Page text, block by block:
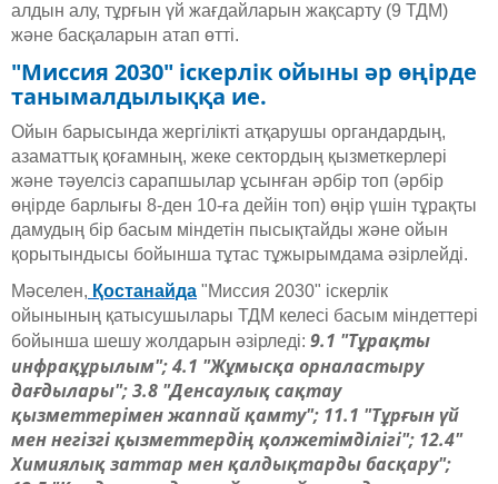
алдын алу, тұрғын үй жағдайларын жақсарту (9 ТДМ)
және басқаларын атап өтті.
"Миссия 2030" іскерлік ойыны әр өңірде
танымалдылыққа ие.
Ойын барысында жергілікті атқарушы органдардың,
азаматтық қоғамның, жеке сектордың қызметкерлері
және тәуелсіз сарапшылар ұсынған әрбір топ (әрбір
өңірде барлығы 8-ден 10-ға дейін топ) өңір үшін тұрақты
дамудың бір басым міндетін пысықтайды және ойын
қорытындысы бойынша тұтас тұжырымдама әзірлейді.
Мәселен, Қостанайда "Миссия 2030" іскерлік
ойынының қатысушылары ТДМ келесі басым міндеттері
бойынша шешу жолдарын әзірледі: 9.1 "Тұрақты
инфрақұрылым"; 4.1 "Жұмысқа орналастыру
дағдылары"; 3.8 "Денсаулық сақтау
қызметтерімен жаппай қамту"; 11.1 "Тұрғын үй
мен негізгі қызметтердің қолжетімділігі"; 12.4"
Химиялық заттар мен қалдықтарды басқару";